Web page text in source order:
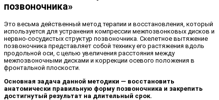
позвоночника»
Это весьма действенный метод терапии и восстановления, который
используется для устранения компрессии межпозвонковых дисков и
нервно-сосудистых структур позвоночника. Скелетное вытяжение
позвоночника представляет собой технику его растяжения вдоль
продольной оси, с целью увеличения расстояния между
межпозвоночными дисками и коррекции осевого положения в
фронтальной плоскости.
Основная задача данной методики — восстановить
анатомически правильную форму позвоночника и закрепить
достигнутый результат на длительный срок.